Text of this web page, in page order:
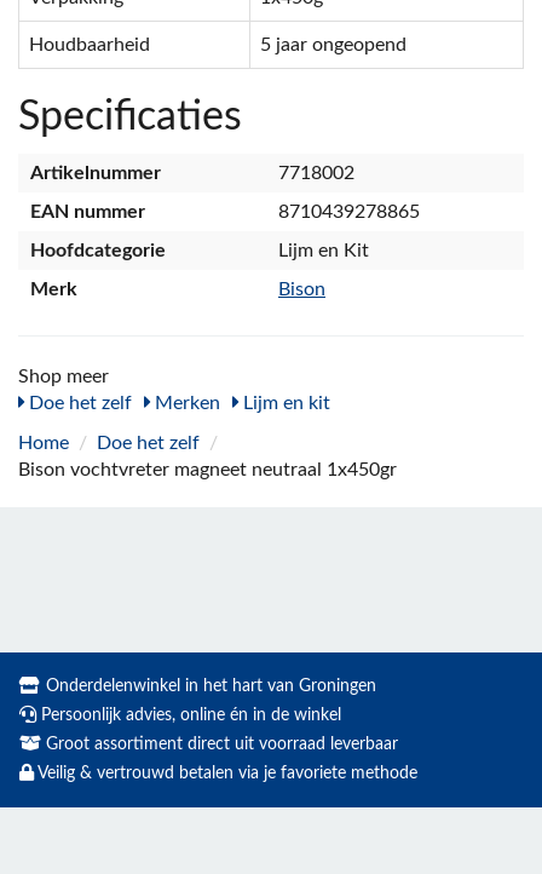
Houdbaarheid 5 jaar ongeopend
Specificaties
Artikelnummer
7718002
EAN nummer
8710439278865
Hoofdcategorie
Lijm en Kit
Merk
Bison
Shop meer
Doe het zelf
Merken Lijm en kit
Home / Doe het zelf
/
Bison vochtvreter magneet neutraal 1x450gr
Onderdelenwinkel in het hart van Groningen
Persoonlijk advies, online én in de winkel
Groot assortiment direct uit voorraad leverbaar
Veilig & vertrouwd betalen via je favoriete methode